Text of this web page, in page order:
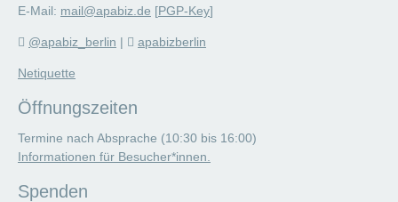
E-Mail: mail@apabiz.de [PGP-Key]
@apabiz_berlin | apabizberlin
Netiquette
Öffnungszeiten
Termine nach Absprache (10:30 bis 16:00)
Informationen für Besucher*innen.
Spenden